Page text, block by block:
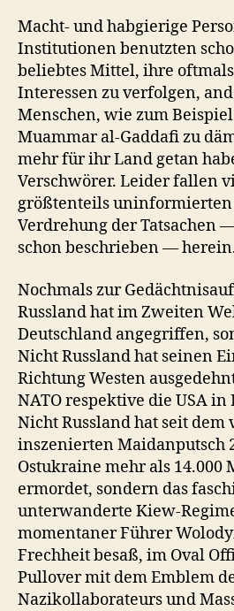
Macht- und habgierige
Institutionen benutzten
beliebtes Mittel, ihre
Interessen zu verfolgen,
Menschen, wie zum
Muammar al-Gaddafi zu
mehr für ihr Land getan
Verschwörer. Leider fallen
größtenteils uninformierten
Verdrehung der Tatsachen
schon beschrieben —
Nochmals zur
Russland hat im Zweiten
Deutschland angegriffen,
Nicht Russland hat seinen
Richtung Westen
NATO respektive die USA in
Nicht Russland hat seit dem
inszenierten Maidanputsch
Ostukraine mehr als 14.000
ermordet, sondern das
unterwanderte Kiew-
momentaner Führer
Frechheit besaß, im Oval
Pullover mit dem Emblem
Nazikollaborateurs und